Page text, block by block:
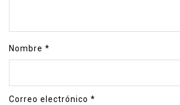
Nombre *
Correo electrónico *